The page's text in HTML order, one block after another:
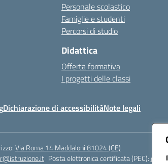
Personale scolastico
Famiglie e studenti
Percorsi di studio
Didattica
Offerta formativa
I progetti delle classi
Dichiarazione di accessibilitàNote legali
Via Roma 14 Maddaloni 81024 (CE)
Posta elettronica certificata (PEC):